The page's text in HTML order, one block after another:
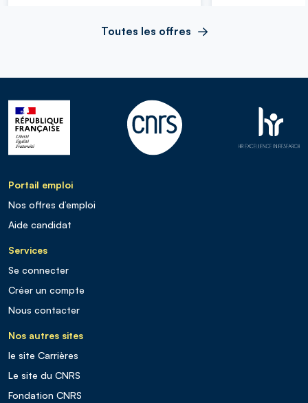
Toutes les offres
Portail emploi
Nos offres d’emploi
Aide candidat
Services
Se connecter
Créer un compte
Nous contacter
Nos autres sites
le site Carrières
Le site du CNRS
Fondation CNRS